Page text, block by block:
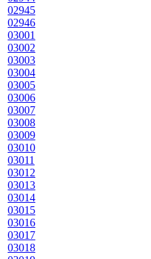
02945
02946
03001
03002
03003
03004
03005
03006
03007
03008
03009
03010
03011
03012
03013
03014
03015
03016
03017
03018